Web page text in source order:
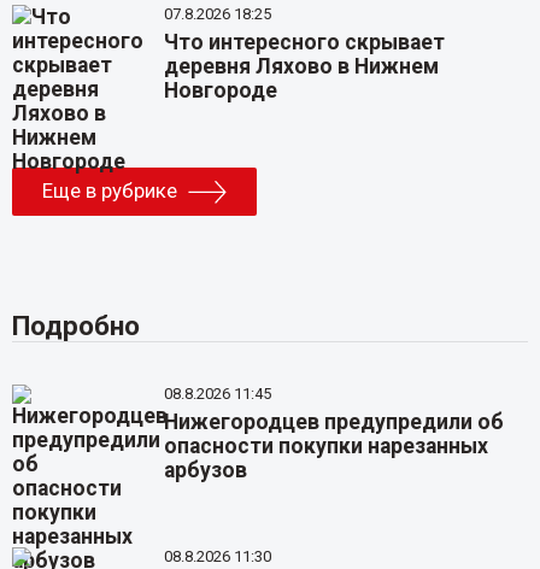
07.8.2026 18:25
Что интересного скрывает
деревня Ляхово в Нижнем
Новгороде
Еще в рубрике
Подробно
08.8.2026 11:45
Нижегородцев предупредили об
опасности покупки нарезанных
арбузов
08.8.2026 11:30